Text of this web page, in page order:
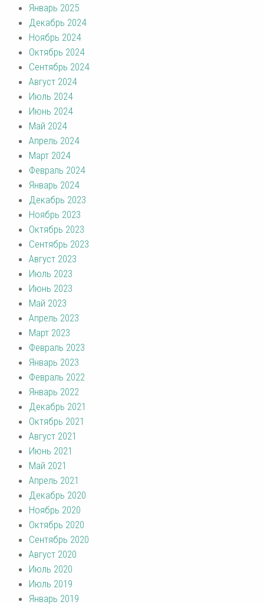
Январь 2025
Декабрь 2024
Ноябрь 2024
Октябрь 2024
Сентябрь 2024
Август 2024
Июль 2024
Июнь 2024
Май 2024
Апрель 2024
Март 2024
Февраль 2024
Январь 2024
Декабрь 2023
Ноябрь 2023
Октябрь 2023
Сентябрь 2023
Август 2023
Июль 2023
Июнь 2023
Май 2023
Апрель 2023
Март 2023
Февраль 2023
Январь 2023
Февраль 2022
Январь 2022
Декабрь 2021
Октябрь 2021
Август 2021
Июнь 2021
Май 2021
Апрель 2021
Декабрь 2020
Ноябрь 2020
Октябрь 2020
Сентябрь 2020
Август 2020
Июль 2020
Июль 2019
Январь 2019